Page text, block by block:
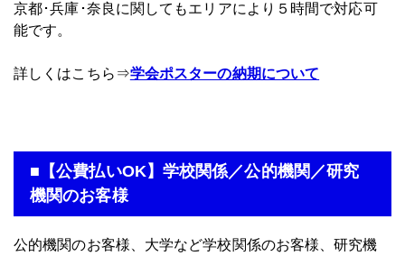
京都･兵庫･奈良に関してもエリアにより５時間で対応可
能です。
詳しくはこちら⇒学会ポスターの納期について
■【公費払いOK】学校関係／公的機関／研究
機関のお客様
公的機関のお客様、大学など学校関係のお客様、研究機